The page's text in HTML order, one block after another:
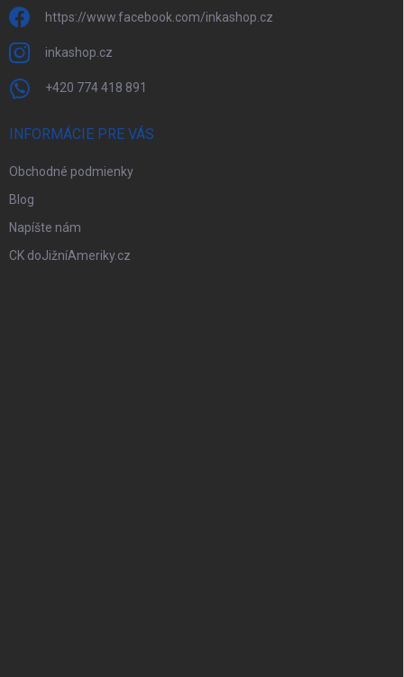
https://www.facebook.com/inkashop.cz
inkashop.cz
+420 774 418 891
INFORMÁCIE PRE VÁS
Obchodné podmienky
Blog
Napíšte nám
CK doJižníAmeriky.cz